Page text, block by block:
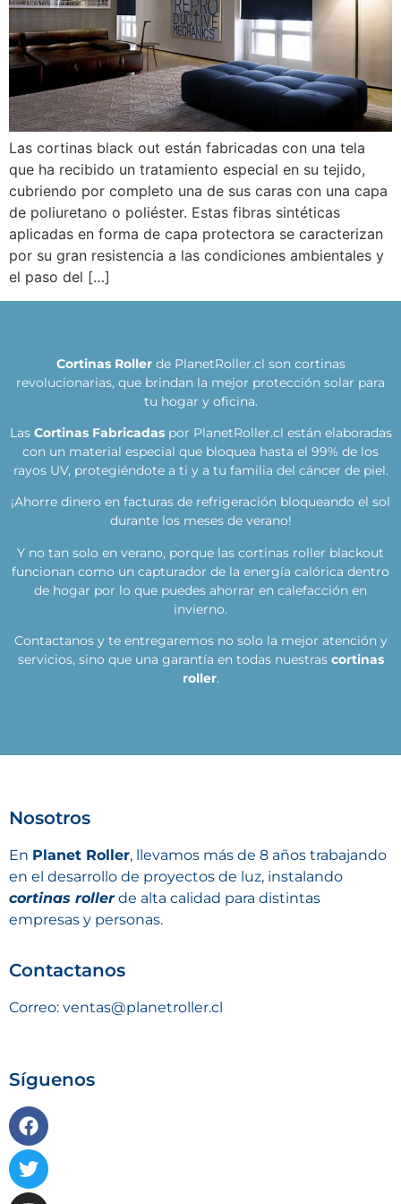
Las cortinas black out están fabricadas con una tela
que ha recibido un tratamiento especial en su tejido,
cubriendo por completo una de sus caras con una capa
de poliuretano o poliéster. Estas fibras sintéticas
aplicadas en forma de capa protectora se caracterizan
por su gran resistencia a las condiciones ambientales y
el paso del […]
Cortinas Rollerde PlanetRoller.cl son cortinas
revolucionarias, que brindan la mejor protección solar para
tu hogar y oficina.
Las Cortinas Fabricadaspor PlanetRoller.cl están elaboradas
con un material especial que bloquea hasta el 99% de los
rayos UV, protegiéndote a ti y a tu familia del cáncer de piel.
¡Ahorre dinero en facturas de refrigeración bloqueando el sol
durante los meses de verano!
Y no tan solo en verano, porque las cortinas roller blackout
funcionan como un capturador de la energía calórica dentro
de hogar por lo que puedes ahorrar en calefacción en
invierno.
Contactanos y te entregaremos no solo la mejor atención y
servicios, sino que una garantía en todas nuestras cortinas
roller.
Nosotros
En Planet Roller, llevamos más de 8 años trabajando
en el desarrollo de proyectos de luz, instalando
cortinas rollerde alta calidad para distintas
empresas y personas.
Contactanos
Correo: ventas@planetroller.cl
Síguenos